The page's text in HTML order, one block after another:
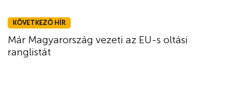
KÖVETKEZŐ HÍR
Már Magyarország vezeti az EU-s oltási
ranglistát